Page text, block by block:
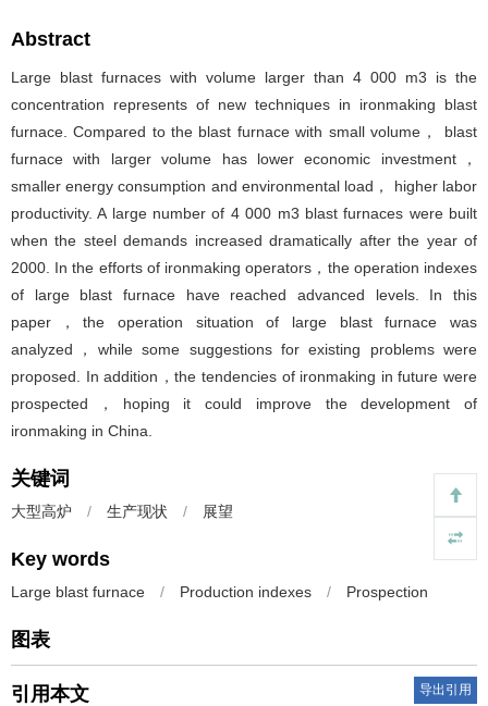
Abstract
Large blast furnaces with volume larger than 4 000 m3 is the
concentration represents of new techniques in ironmaking blast
furnace. Compared to the blast furnace with small volume， blast
furnace with larger volume has lower economic investment，
smaller energy consumption and environmental load， higher labor
productivity. A large number of 4 000 m3 blast furnaces were built
when the steel demands increased dramatically after the year of
2000. In the efforts of ironmaking operators，the operation indexes
of large blast furnace have reached advanced levels. In this
paper，the operation situation of large blast furnace was
analyzed，while some suggestions for existing problems were
proposed. In addition，the tendencies of ironmaking in future were
prospected，hoping it could improve the development of
ironmaking in China.
关键词
大型高炉 / 生产现状 / 展望
Key words
Large blast furnace / Production indexes / Prospection
图表
引用本文 导出引用